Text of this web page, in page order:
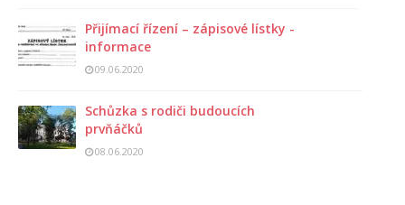
Přijímací řízení – zápisové lístky -
informace
09.06.2020
Schůzka s rodiči budoucích
prvňáčků
08.06.2020